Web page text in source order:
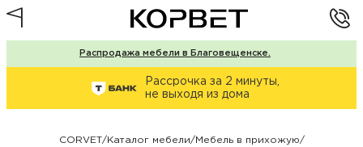
Распродажа мебели в Благовещенске.
Рассрочка за 2 минуты,
не выходя из дома
CORVET/Каталог мебели/Мебель в прихожую/